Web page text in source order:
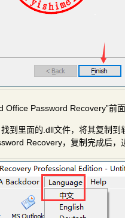
Office Password Recovery”前
到里面的.dll文件，将其复制
Recovery，复制完成后，